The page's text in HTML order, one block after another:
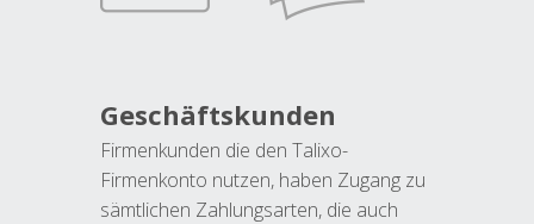
Geschäftskunden
Firmenkunden die den Talixo-
Firmenkonto nutzen, haben Zugang zu
sämtlichen Zahlungsarten, die auch